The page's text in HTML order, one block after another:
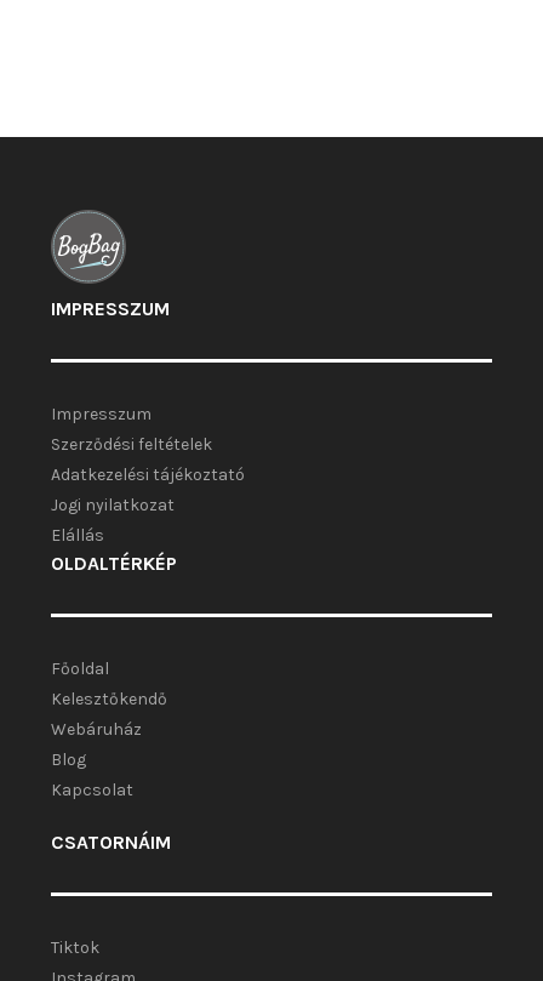
ki
IMPRESSZUM
Impresszum
Szerződési feltételek
Adatkezelési tájékoztató
Jogi nyilatkozat
Elállás
OLDALTÉRKÉP
Főoldal
Kelesztőkendő
Webáruház
Blog
Kapcsolat
CSATORNÁIM
Tiktok